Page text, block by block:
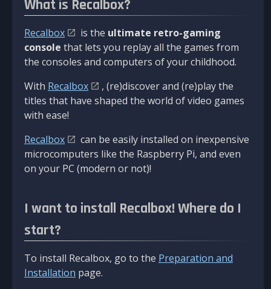
What is Recalbox?
Recalbox is the ultimate retro-gaming
console that lets you replay all the games from
the consoles and computers of your childhood.
With Recalbox
, (re)discover and (re)play the
titles that have shaped the world of video games
with ease!
Recalbox
can be easily installed on inexpensive
microcomputers like the Raspberry Pi, and even
on your PC (modern or not)!
I want to install Recalbox! Where do I
start?
To install Recalbox, go to the Preparation and
Installation page.